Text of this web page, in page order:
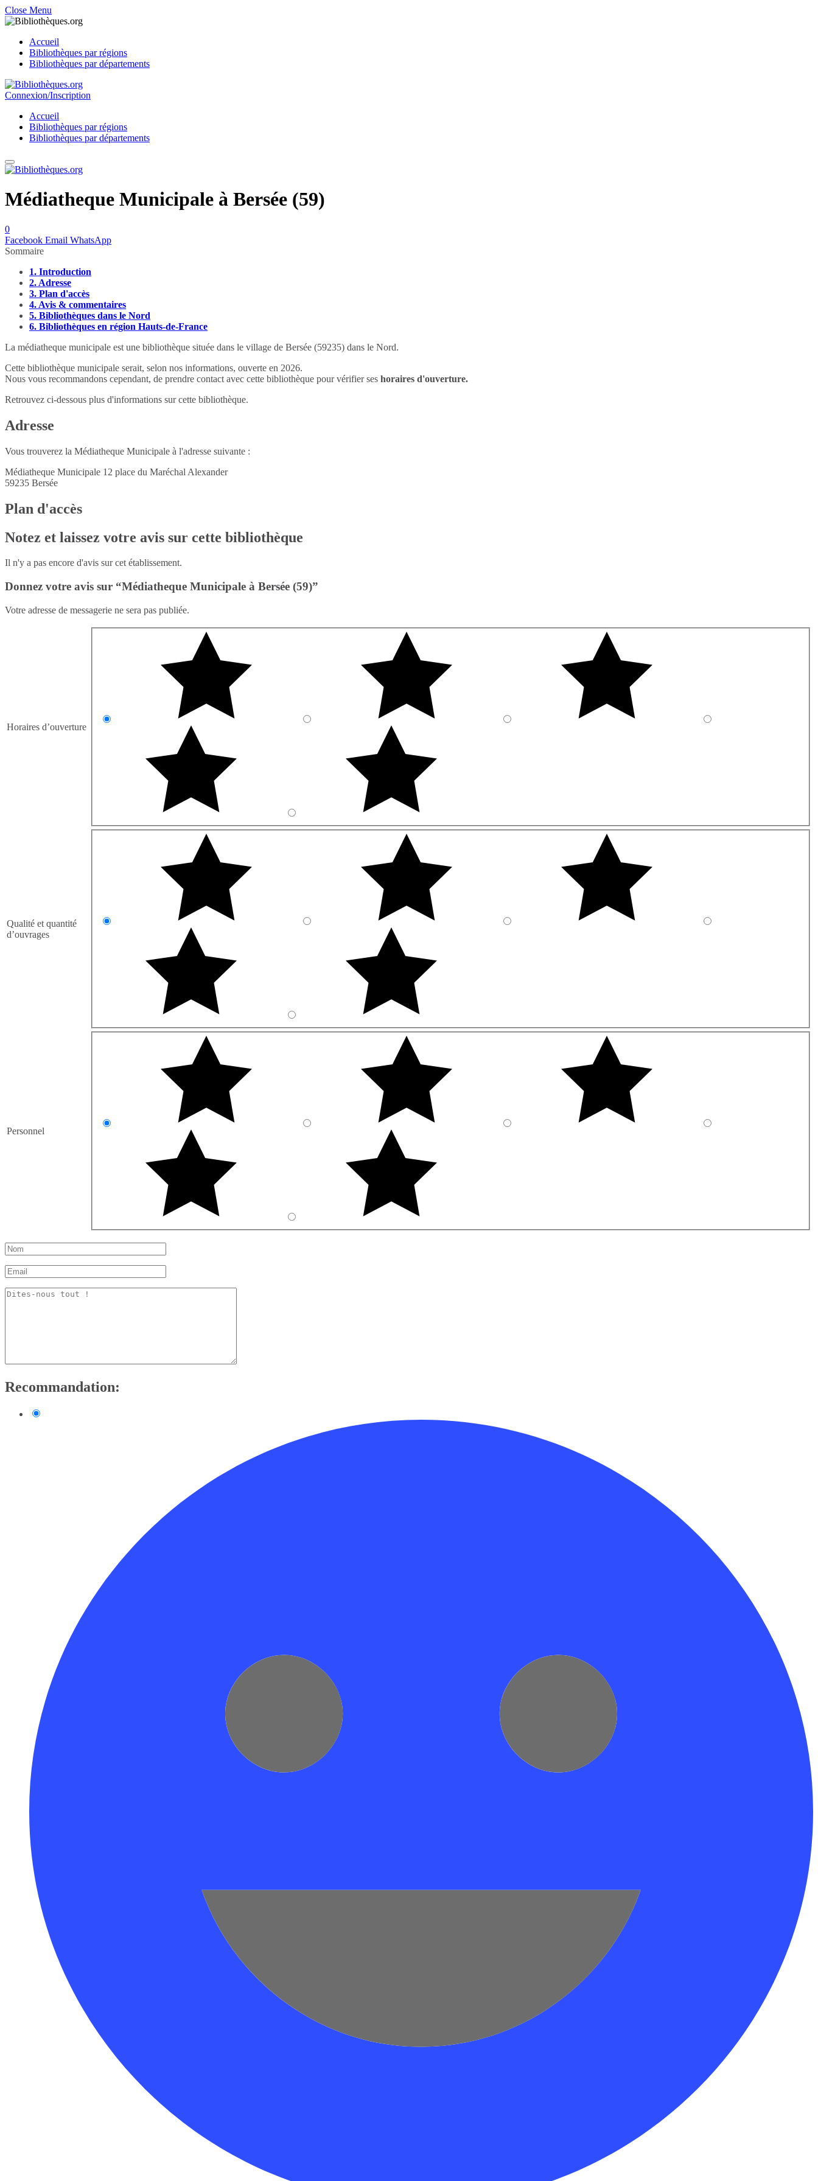
Close Menu
Accueil
Bibliothèques par régions
Bibliothèques par départements
Connexion/Inscription
Accueil
Bibliothèques par régions
Bibliothèques par départements
Médiatheque Municipale à Bersée (59)
0
Facebook Email WhatsApp
Sommaire
1. Introduction
2. Adresse
3. Plan d'accès
4. Avis & commentaires
5. Bibliothèques dans le Nord
6. Bibliothèques en région Hauts-de-France
La médiatheque municipale est une bibliothèque située dans le village de Bersée (59235) dans le Nord.
Cette bibliothèque municipale serait, selon nos informations, ouverte en 2026.
Nous vous recommandons cependant, de prendre contact avec cette bibliothèque pour vérifier ses horaires d'ouverture.
Retrouvez ci-dessous plus d'informations sur cette bibliothèque.
Adresse
Vous trouverez la Médiatheque Municipale à l'adresse suivante :
Médiatheque Municipale 12 place du Maréchal Alexander
59235 Bersée
Plan d'accès
Notez et laissez votre avis sur cette bibliothèque
Il n'y a pas encore d'avis sur cet établissement.
Donnez votre avis sur “Médiatheque Municipale à Bersée (59)”
Votre adresse de messagerie ne sera pas publiée.
Horaires d’ouverture
Qualité et quantité
d’ouvrages
Personnel
Recommandation: